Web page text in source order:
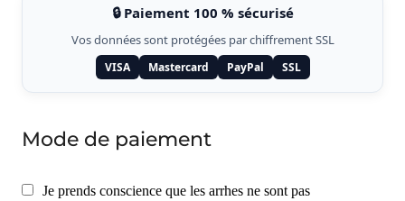
🔒 Paiement 100 % sécurisé
Vos données sont protégées par chiffrement SSL
VISA Mastercard PayPal SSL
Mode de paiement
Je prends conscience que les arrhes ne sont pas